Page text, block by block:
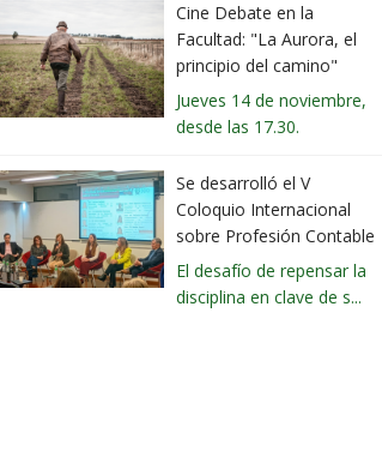
Cine Debate en la
Facultad: "La Aurora, el
principio del camino"
Jueves 14 de noviembre,
desde las 17.30.
Se desarrolló el V
Coloquio Internacional
sobre Profesión Contable
El desafío de repensar la
disciplina en clave de s...